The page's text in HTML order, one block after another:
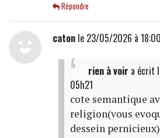
Répondre
catonle 23/05/2026 à 18:00
rien à voir a écrit
05h21
cote semantique
religion(vous
dessein